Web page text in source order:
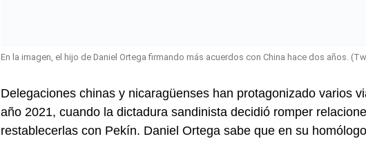
En la imagen, el hijo de Daniel Ortega firmando más acuerdos con China hace dos años.
Delegaciones chinas y nicaragüenses han protagonizado varios
año 2021, cuando la dictadura sandinista decidió romper
restablecerlas con Pekín. Daniel Ortega sabe que en su